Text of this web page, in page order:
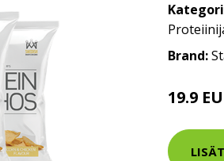
Brand:
19.9